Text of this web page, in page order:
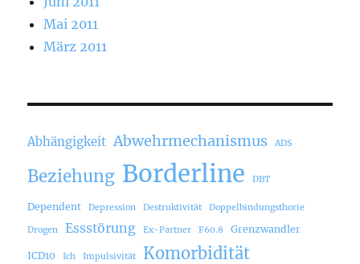
Mai 2011
März 2011
Abhängigkeit Abwehrmechanismus ADS
Beziehung Borderline DBT
Dependent Depression Destruktivität Doppelbindungsthorie
Drogen Essstörung Ex-Partner F60.8 Grenzwandler
ICD10 Ich Impulsivität Komorbidität